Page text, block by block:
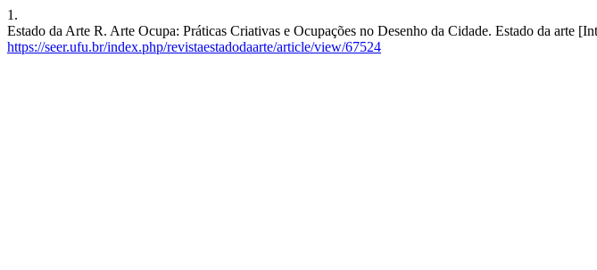
1.
Estado da Arte R. Arte Ocupa: Práticas Criativas e Ocupações no Desenho da Cidade. Estado da arte
https://seer.ufu.br/index.php/revistaestadodaarte/article/view/67524